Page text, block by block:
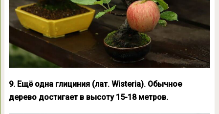
9. Ещё одна глициния (лат. Wisteria). Обычное
дерево достигает в высоту 15-18 метров.